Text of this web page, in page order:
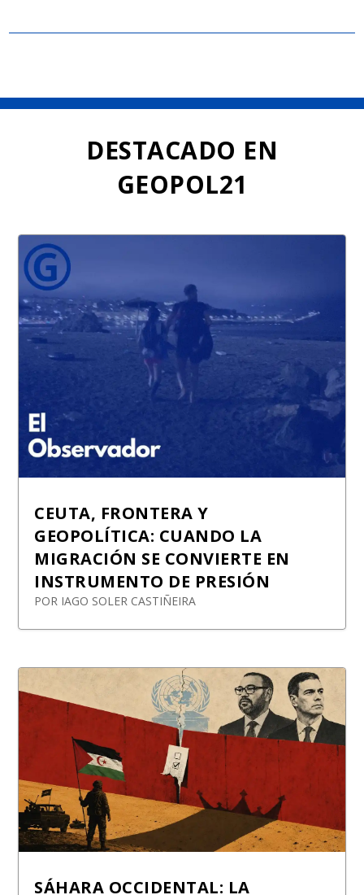
e
o
k
n
at
p
d t
DESTACADO EN
GEOPOL21
CEUTA, FRONTERA Y
GEOPOLÍTICA: CUANDO LA
MIGRACIÓN SE CONVIERTE EN
INSTRUMENTO DE PRESIÓN
POR IAGO SOLER CASTIÑEIRA
SÁHARA OCCIDENTAL: LA